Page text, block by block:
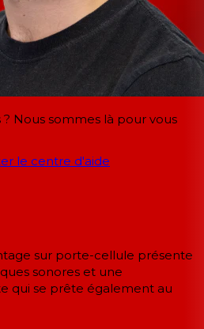
? Nous sommes là pour vous
le centre d'aide
sur porte-cellule présente
sonores et une
qui se prête également au